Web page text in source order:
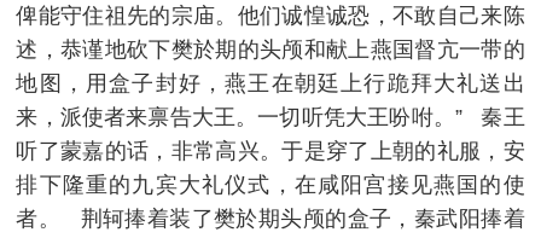
俾能守住祖先的宗庙。他们诚惶诚恐，不敢自己来陈
述，恭谨地砍下樊於期的头颅和献上燕国督亢一带的
地图，用盒子封好，燕王在朝廷上行跪拜大礼送出
来，派使者来禀告大王。一切听凭大王吩咐。” 秦王
听了蒙嘉的话，非常高兴。于是穿了上朝的礼服，安
排下隆重的九宾大礼仪式，在咸阳宫接见燕国的使
者。 荆轲捧着装了樊於期头颅的盒子，秦武阳捧着